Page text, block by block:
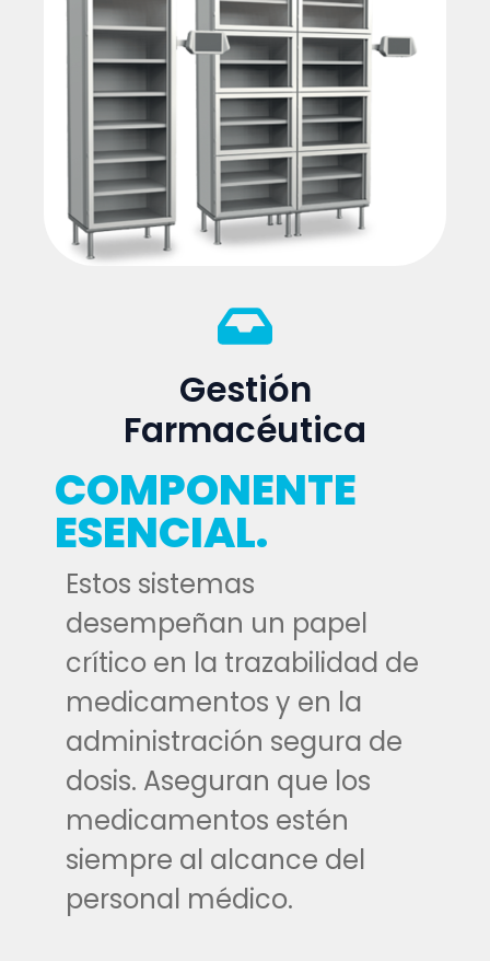
Gestión
Farmacéutica
COMPONENTE
ESENCIAL.
Estos sistemas
desempeñan un papel
crítico en la trazabilidad de
medicamentos y en la
administración segura de
dosis. Aseguran que los
medicamentos estén
siempre al alcance del
personal médico.